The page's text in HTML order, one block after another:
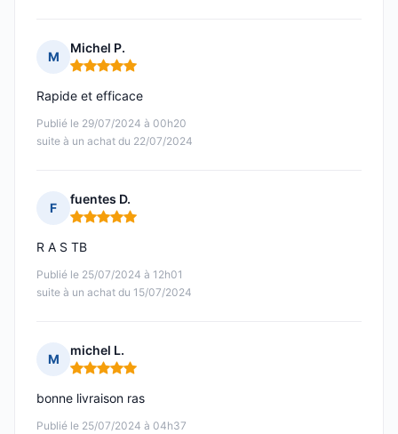
M
Michel P.
Note : 5 sur 5
Publié le 29/07/2024 à 00h20
suite à un achat du 22/07/2024
Rapide et efficace
F
fuentes D.
Note : 5 sur 5
Publié le 25/07/2024 à 12h01
suite à un achat du 15/07/2024
R A S TB
M
michel L.
Note : 5 sur 5
Publié le 25/07/2024 à 04h37
bonne livraison ras